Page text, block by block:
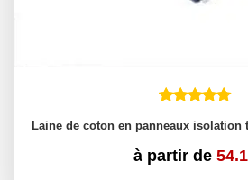
Laine de coton en panneaux isolation
à partir de